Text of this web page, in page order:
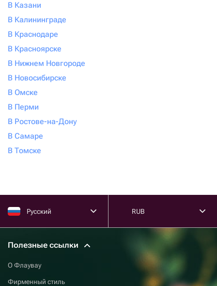
В Казани
В Калининграде
В Краснодаре
В Красноярске
В Нижнем Новгороде
В Новосибирске
В Омске
В Перми
В Ростове-на-Дону
В Самаре
В Томске
Русский RUB
Полезные ссылки
О Флаувау
Фирменный стиль